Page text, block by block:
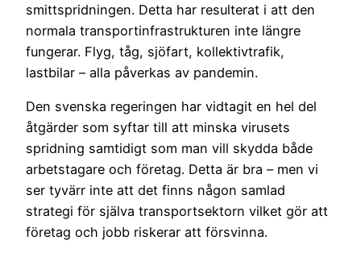
smittspridningen. Detta har resulterat i att den
normala transportinfrastrukturen inte längre
fungerar. Flyg, tåg, sjöfart, kollektivtrafik,
lastbilar – alla påverkas av pandemin.
Den svenska regeringen har vidtagit en hel del
åtgärder som syftar till att minska virusets
spridning samtidigt som man vill skydda både
arbetstagare och företag. Detta är bra – men vi
ser tyvärr inte att det finns någon samlad
strategi för själva transportsektorn vilket gör att
företag och jobb riskerar att försvinna.